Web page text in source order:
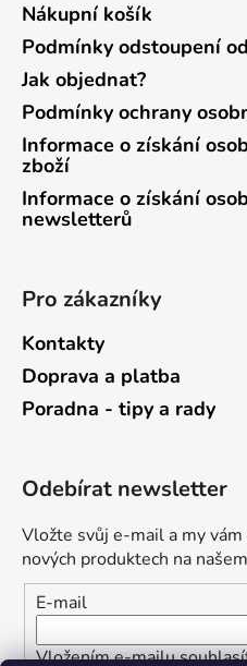
Nákupní košík
Podmínky odstoupení
Jak objednat?
Podmínky ochrany
Informace o získání
zboží
Informace o získání
newsletterů
Pro zákazníky
Kontakty
Doprava a platba
Poradna - tipy a rady
Odebírat newsletter
Vložte svůj e-mail a my
nových produktech na
E-mail
Vložením e-mailu